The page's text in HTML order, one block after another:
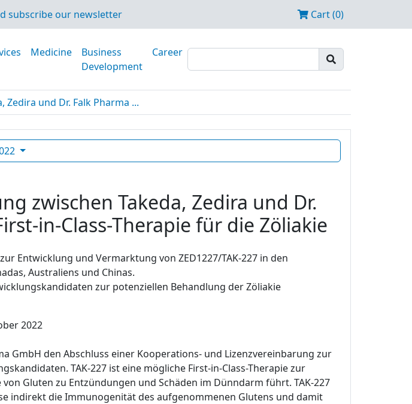
subscribe our newsletter Cart (0)
Medicine
Business
Development
Career
und Dr. Falk Pharma ...
zwischen Takeda, Zedira und Dr.
in-Class-Therapie für die Zöliakie
Entwicklung und Vermarktung von ZED1227/TAK-227 in den
Australiens und Chinas.
zur potenziellen Behandlung der Zöliakie
2022
GmbH den Abschluss einer Kooperations- und Lizenzvereinbarung zur
TAK-227 ist eine mögliche First-in-Class-Therapie zur
Gluten zu Entzündungen und Schäden im Dünndarm führt. TAK-227
indirekt die Immunogenität des aufgenommenen Glutens und damit